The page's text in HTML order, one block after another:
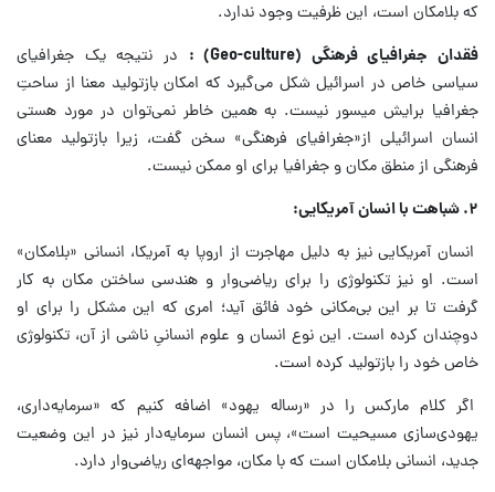
که بلامکان است، این ظرفیت وجود ندارد.
فقدان جغرافیای فرهنگی (Geo-culture)
: در نتیجه یک جغرافیای
سیاسی خاص در اسرائیل شکل می‌گیرد که امکان بازتولید معنا از ساحتِ
جغرافیا برایش میسور نیست. به همین خاطر نمی‌توان در مورد هستی
انسان اسرائیلی از«جغرافیای فرهنگی» سخن گفت، زیرا بازتولید معنای
فرهنگی از منطق مکان و جغرافیا برای او ممکن نیست.
۲.شباهت با انسان آمریکایی:
انسان آمریکایی نیز به دلیل مهاجرت از اروپا به آمریکا، انسانی «بلامکان»
است. او نیز تکنولوژی را برای ریاضی‌وار و هندسی ساختن مکان به کار
گرفت تا بر این بی‌مکانی خود فائق آید؛ امری که این مشکل را برای او
دوچندان کرده است. این نوع انسان و علوم انسانیِ ناشی از آن، تکنولوژی
خاص خود را بازتولید کرده است.
اگر کلام مارکس را در «رساله یهود» اضافه کنیم که «سرمایه‌داری،
یهودی‌سازی مسیحیت است»، پس انسان سرمایه‌دار نیز در این وضعیت
جدید، انسانی بلامکان است که با مکان، مواجهه‌ای ریاضی‌وار دارد.